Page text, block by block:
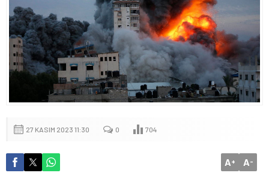
27 KASIM 2023 11:30 0 704
A+ A-